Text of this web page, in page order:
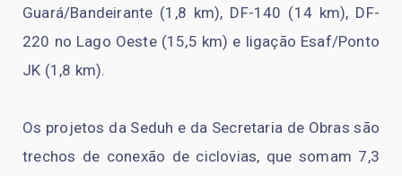
Guará/Bandeirante (1,8 km), DF-140 (14 km), DF-
220 no Lago Oeste (15,5 km) e ligação Esaf/Ponto
JK (1,8 km).
Os projetos da Seduh e da Secretaria de Obras são
trechos de conexão de ciclovias, que somam 7,3